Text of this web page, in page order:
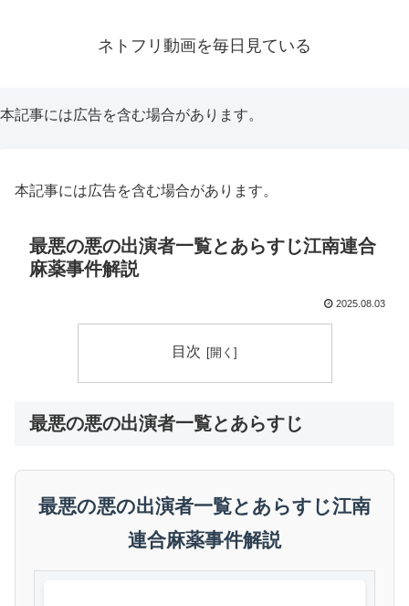
ネトフリ動画を毎日見ている
本記事には広告を含む場合があります。
本記事には広告を含む場合があります。
最悪の悪の出演者一覧とあらすじ江南連合
麻薬事件解説
2025.08.03
目次
最悪の悪の出演者一覧とあらすじ
最悪の悪の出演者一覧とあらすじ江南
連合麻薬事件解説